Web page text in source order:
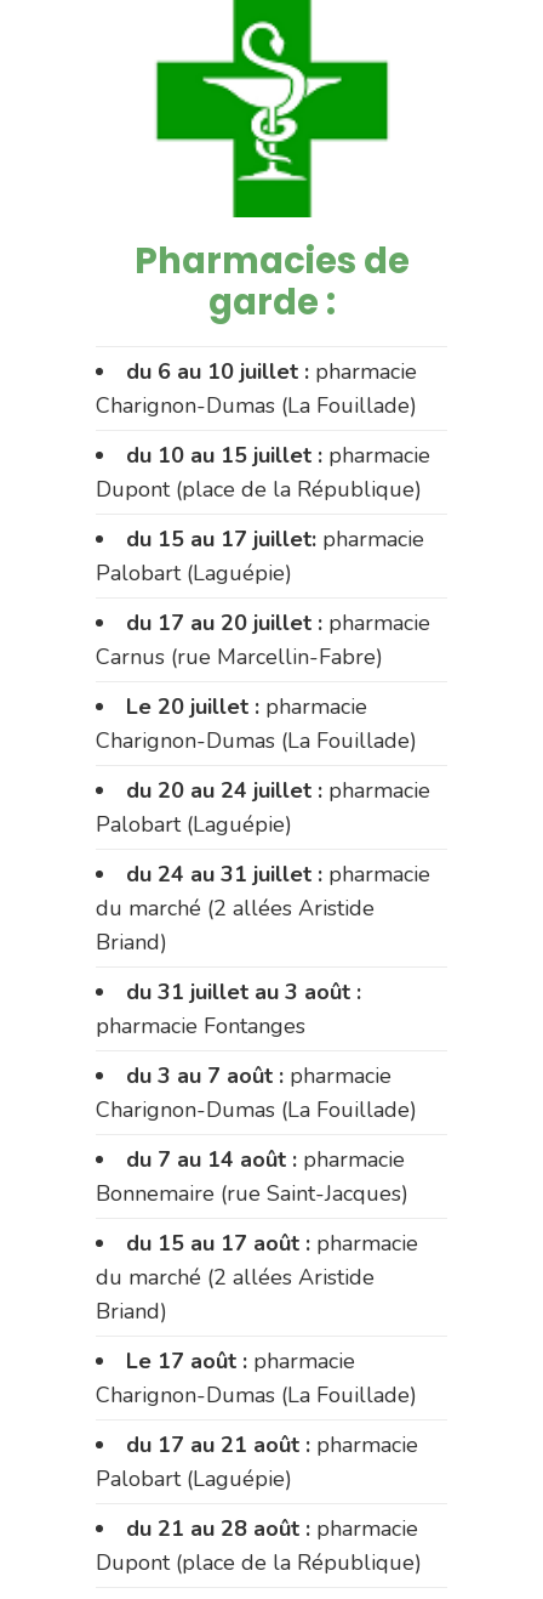
Pharmacies de
garde :
du 6 au 10 juillet : pharmacie
Charignon-Dumas (La Fouillade)
du 10 au 15 juillet : pharmacie
Dupont (place de la République)
du 15 au 17 juillet: pharmacie
Palobart (Laguépie)
du 17 au 20 juillet : pharmacie
Carnus (rue Marcellin-Fabre)
Le 20 juillet : pharmacie
Charignon-Dumas (La Fouillade)
du 20 au 24 juillet : pharmacie
Palobart (Laguépie)
du 24 au 31 juillet : pharmacie
du marché (2 allées Aristide
Briand)
du 31 juillet au 3 août :
pharmacie Fontanges
du 3 au 7 août : pharmacie
Charignon-Dumas (La Fouillade)
du 7 au 14 août : pharmacie
Bonnemaire (rue Saint-Jacques)
du 15 au 17 août : pharmacie
du marché (2 allées Aristide
Briand)
Le 17 août : pharmacie
Charignon-Dumas (La Fouillade)
du 17 au 21 août : pharmacie
Palobart (Laguépie)
du 21 au 28 août : pharmacie
Dupont (place de la République)